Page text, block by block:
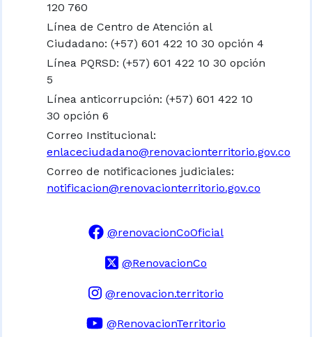
120 760
Línea de Centro de Atención al
Ciudadano: (+57) 601 422 10 30 opción 4
Línea PQRSD: (+57) 601 422 10 30 opción
5
Línea anticorrupción: (+57) 601 422 10
30 opción 6
Correo Institucional:
enlaceciudadano@renovacionterritorio.gov.co
Correo de notificaciones judiciales:
notificacion@renovacionterritorio.gov.co
@renovacionCoOficial
@RenovacionCo
@renovacion.territorio
@RenovacionTerritorio